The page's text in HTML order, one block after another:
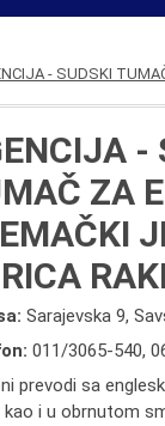
- SUDSKI
-
ZA
Sarajevska 9,
011/3065-540,
prevodi sa
kao i u obrnutom